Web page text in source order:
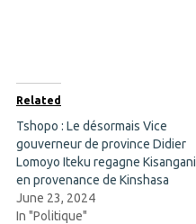
b
o
o
k
(
O
p
e
n
s
i
n
i
n
n
e
w
w
i
n
d
Related
Tshopo : Le désormais Vice
gouverneur de province Didier
Lomoyo Iteku regagne Kisangani
en provenance de Kinshasa
June 23, 2024
In "Politique"